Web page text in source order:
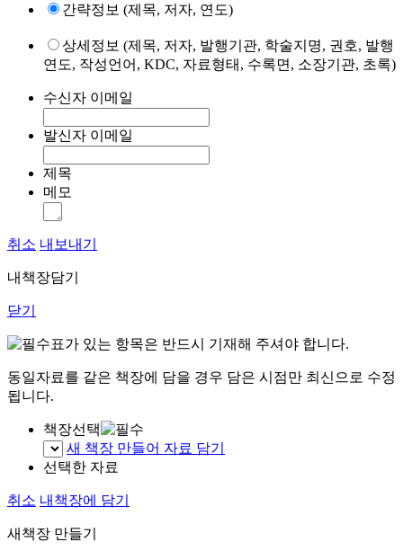
간략정보 (제목, 저자, 연도)
상세정보 (제목, 저자, 발행기관, 학술지명, 권호, 발행
연도, 작성언어, KDC, 자료형태, 수록면, 소장기관, 초록)
수신자 이메일
발신자 이메일
제목
메모
취소 내보내기
내책장담기
닫기
표가 있는 항목은 반드시 기재해 주셔야 합니다.
동일자료를 같은 책장에 담을 경우 담은 시점만 최신으로 수정
됩니다.
책장선택
새 책장 만들어 자료 담기
선택한 자료
취소 내책장에 담기
새책장 만들기